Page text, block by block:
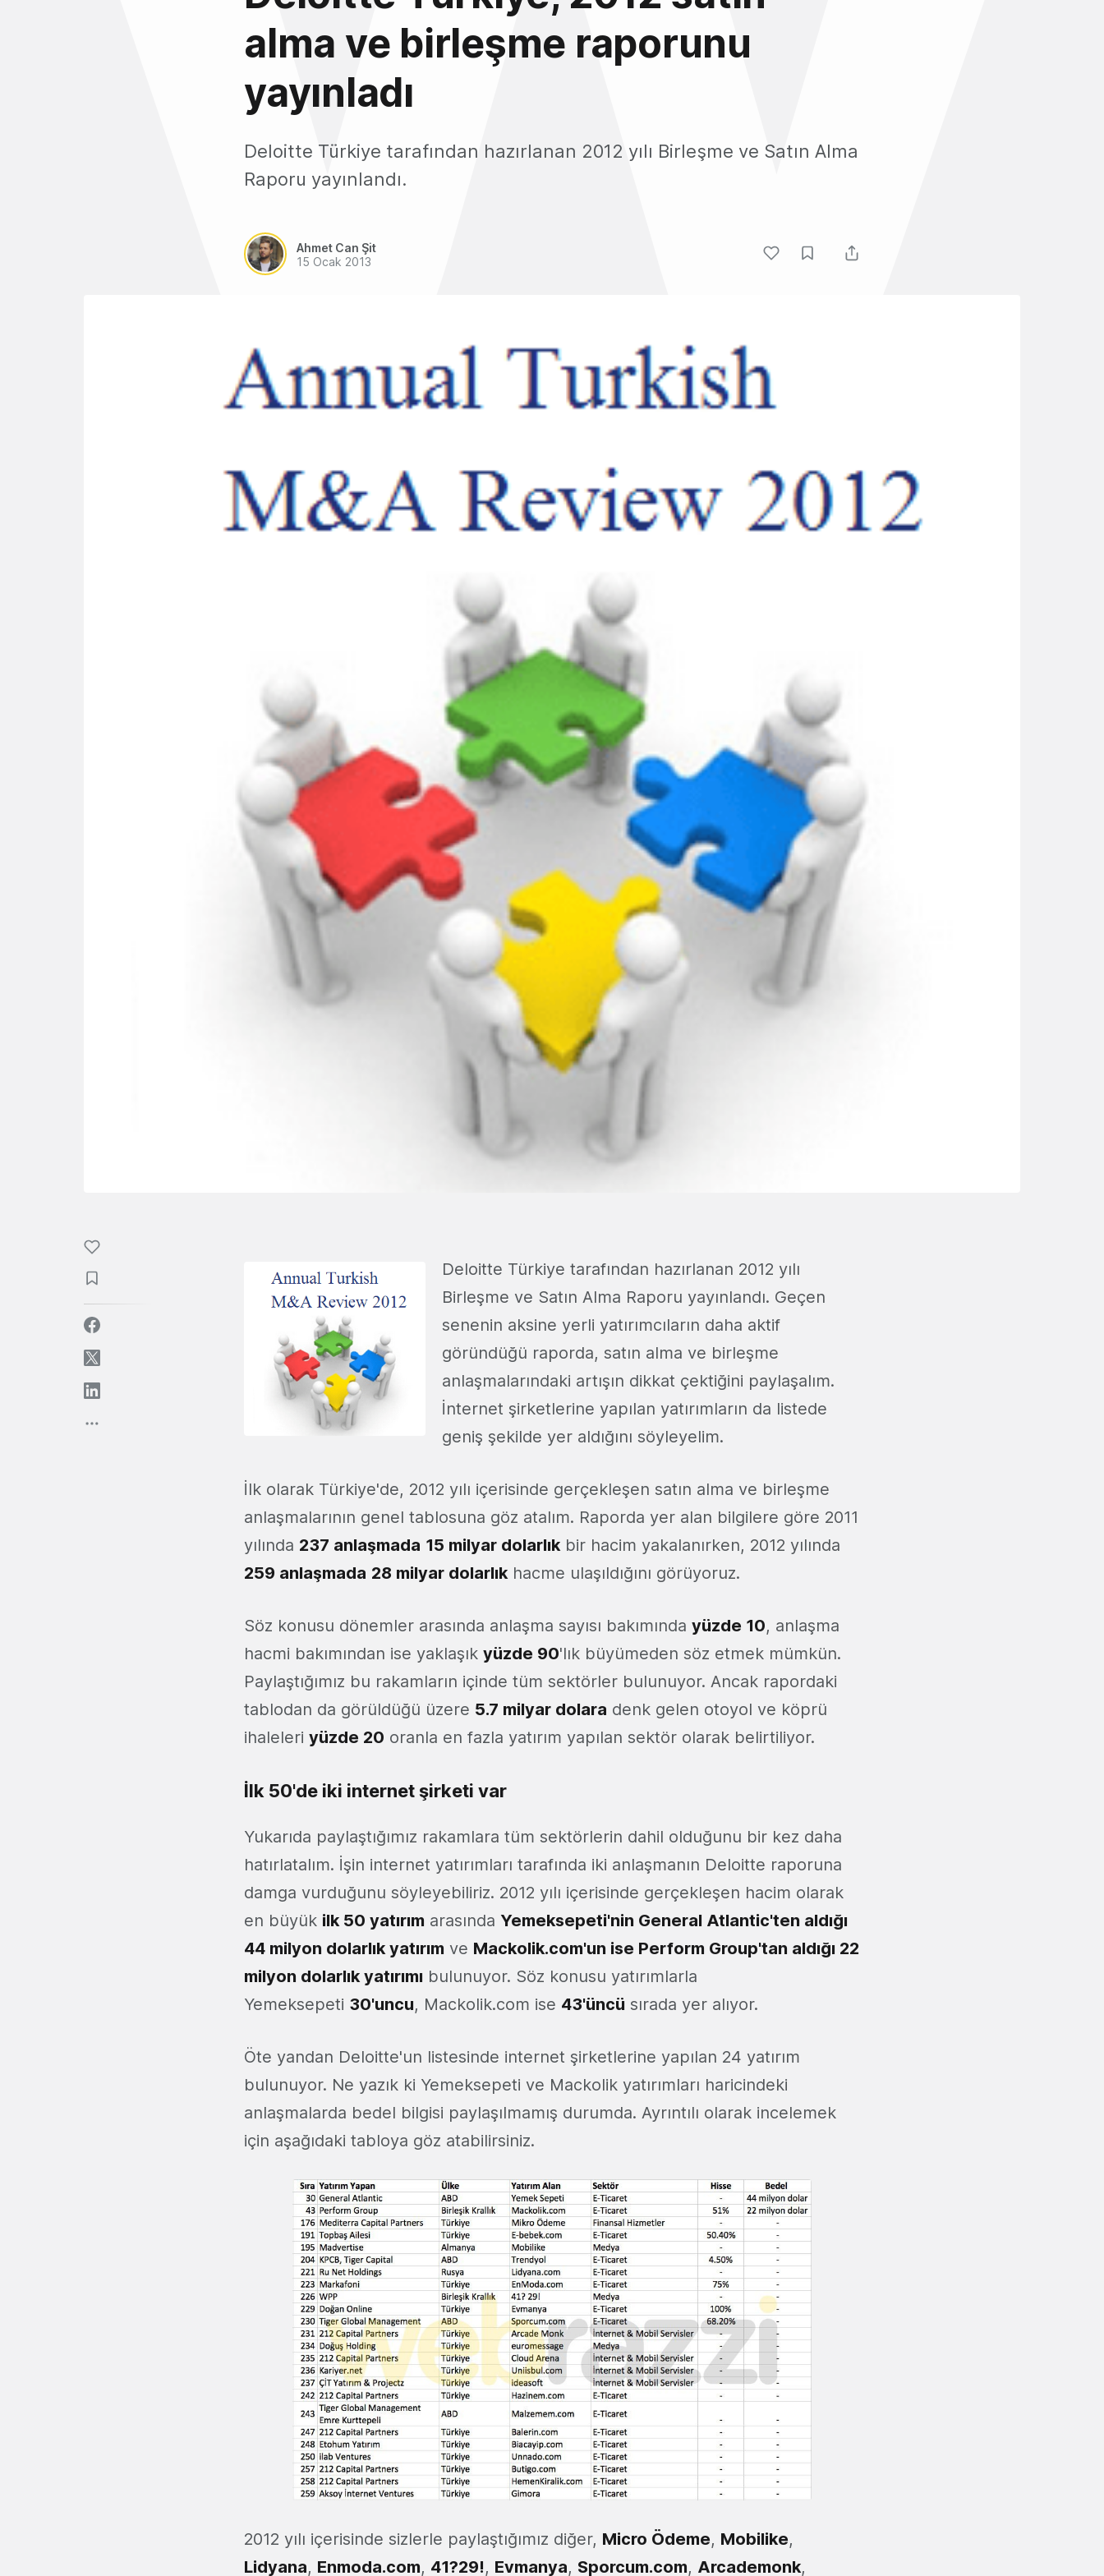
alma ve birleşme raporunu
yayınladı
Deloitte Türkiye tarafından hazırlanan 2012 yılı Birleşme ve Satın Alma
Raporu yayınlandı.
Ahmet Can Şit
15 Ocak 2013
Deloitte Türkiye tarafından hazırlanan 2012 yılı
Birleşme ve Satın Alma Raporu yayınlandı. Geçen
senenin aksine yerli yatırımcıların daha aktif
göründüğü raporda, satın alma ve birleşme
anlaşmalarındaki artışın dikkat çektiğini paylaşalım.
İnternet şirketlerine yapılan yatırımların da listede
geniş şekilde yer aldığını söyleyelim.
İlk olarak Türkiye'de, 2012 yılı içerisinde gerçekleşen satın alma ve birleşme
anlaşmalarının genel tablosuna göz atalım. Raporda yer alan bilgilere göre 2011
yılında 237 anlaşmada 15 milyar dolarlık bir hacim yakalanırken, 2012 yılında
259 anlaşmada 28 milyar dolarlık hacme ulaşıldığını görüyoruz.
Söz konusu dönemler arasında anlaşma sayısı bakımında yüzde 10, anlaşma
hacmi bakımından ise yaklaşık yüzde 90'lık büyümeden söz etmek mümkün.
Paylaştığımız bu rakamların içinde tüm sektörler bulunuyor. Ancak rapordaki
tablodan da görüldüğü üzere 5.7 milyar dolara denk gelen otoyol ve köprü
ihaleleri yüzde 20 oranla en fazla yatırım yapılan sektör olarak belirtiliyor.
İlk 50'de iki internet şirketi var
Yukarıda paylaştığımız rakamlara tüm sektörlerin dahil olduğunu bir kez daha
hatırlatalım. İşin internet yatırımları tarafında iki anlaşmanın Deloitte raporuna
damga vurduğunu söyleyebiliriz. 2012 yılı içerisinde gerçekleşen hacim olarak
en büyük ilk 50 yatırım arasında Yemeksepeti'nin General Atlantic'ten aldığı
44 milyon dolarlık yatırım ve Mackolik.com'un ise Perform Group'tan aldığı 22
milyon dolarlık yatırımı bulunuyor. Söz konusu yatırımlarla
Yemeksepeti 30'uncu, Mackolik.com ise 43'üncü sırada yer alıyor.
Öte yandan Deloitte'un listesinde internet şirketlerine yapılan 24 yatırım
bulunuyor. Ne yazık ki Yemeksepeti ve Mackolik yatırımları haricindeki
anlaşmalarda bedel bilgisi paylaşılmamış durumda. Ayrıntılı olarak incelemek
için aşağıdaki tabloya göz atabilirsiniz.
2012 yılı içerisinde sizlerle paylaştığımız diğer, Micro Ödeme, Mobilike,
Lidyana, Enmoda.com, 41?29!, Evmanya, Sporcum.com, Arcademonk,